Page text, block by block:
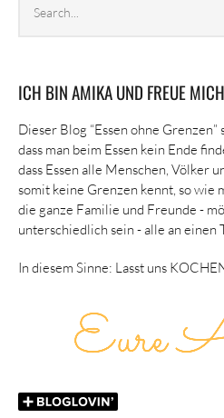
archives
ICH BIN AMIKA UND FREUE
Dieser Blog “Essen ohne
dass man beim Essen kein Ende
dass Essen alle Menschen, Völker
somit keine Grenzen kennt, so wie
die ganze Familie und Freunde -
unterschiedlich sein - alle an einen
In diesem Sinne: Lasst uns